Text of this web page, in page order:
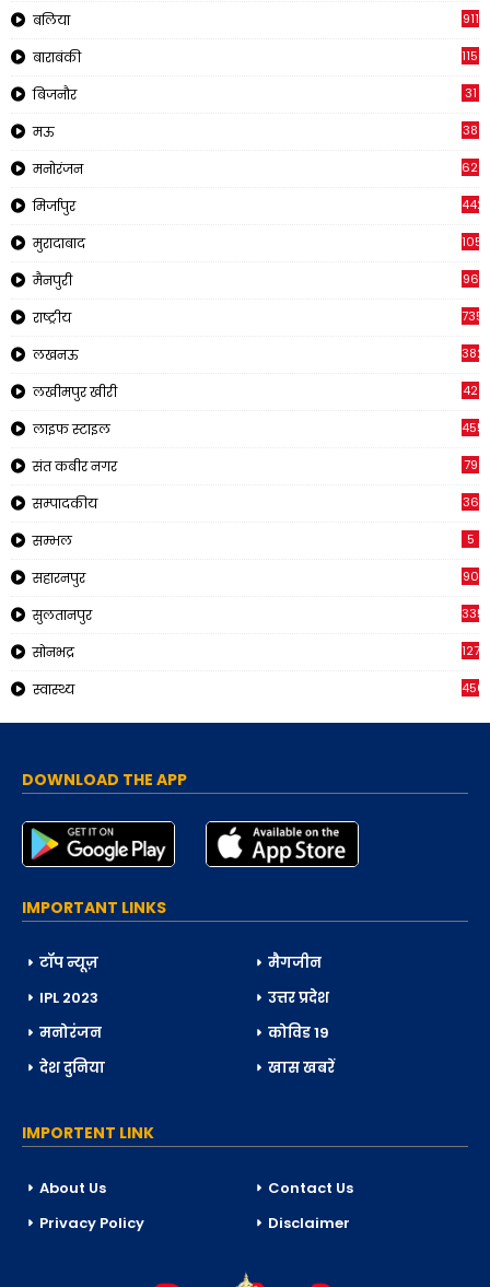
बलिया 911
बाराबंकी 1150
बिजनौर 31
मऊ 38
मनोरंजन 620
मिर्जापुर 442
मुरादाबाद 1057
मैनपुरी 96
राष्ट्रीय 7353
लखनऊ
लखीमपुर खीरी 42
लाइफ स्टाइल 455
संत कबीर नगर 79
सम्पादकीय 36
सम्भल 5
सहारनपुर 90
सुलतानपुर 335
सोनभद्र 1270
स्वास्थ्य 450
DOWNLOAD THE APP
IMPORTANT LINKS
टॉप न्यूज़
मैगजीन
IPL 2023
उत्तर प्रदेश
मनोरंजन
कोविड 19
देश दुनिया
खास खबरें
IMPORTENT LINK
About Us
Contact Us
Privacy Policy
Disclaimer